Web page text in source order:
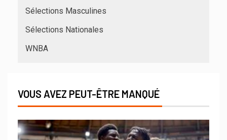
Sélections Masculines
Sélections Nationales
WNBA
VOUS AVEZ PEUT-ÊTRE MANQUÉ